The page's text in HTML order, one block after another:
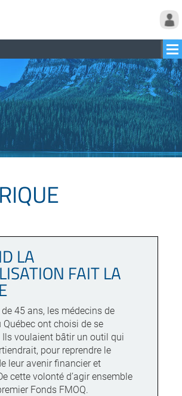
LA
FAIT LA
45 ans, les médecins de
ont choisi de se
Ils voulaient bâtir un outil qui
pour reprendre le
leur avenir financier et
cette volonté d’agir ensemble
Fonds FMOQ.